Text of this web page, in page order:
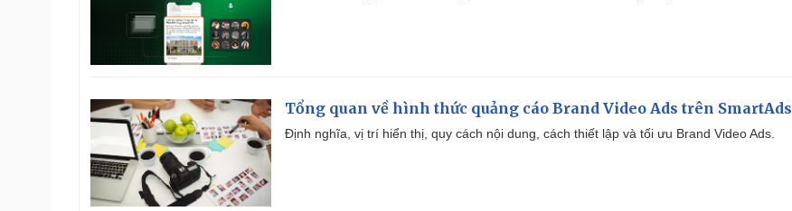
Tổng quan về hình thức quảng cáo Brand Video Ads trên SmartAds
Định nghĩa, vị trí hiển thị, quy cách nội dung, cách thiết lập và tối ưu Brand Video Ads.